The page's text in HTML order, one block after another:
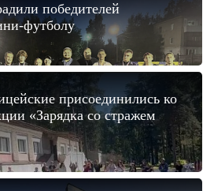
победителей
футболу
присоединились ко
«Зарядка со стражем